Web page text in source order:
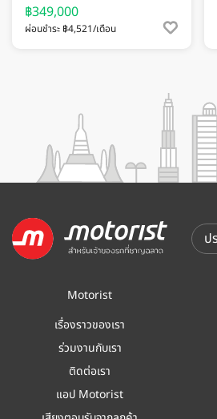
฿349,000
ผ่อนชำระ ฿4,521/เดือน
Motorist
เรื่องราวของเรา
ร่วมงานกับเรา
ติดต่อเรา
แอป Motorist